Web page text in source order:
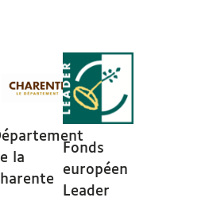
la
Fonds
européen
Leader